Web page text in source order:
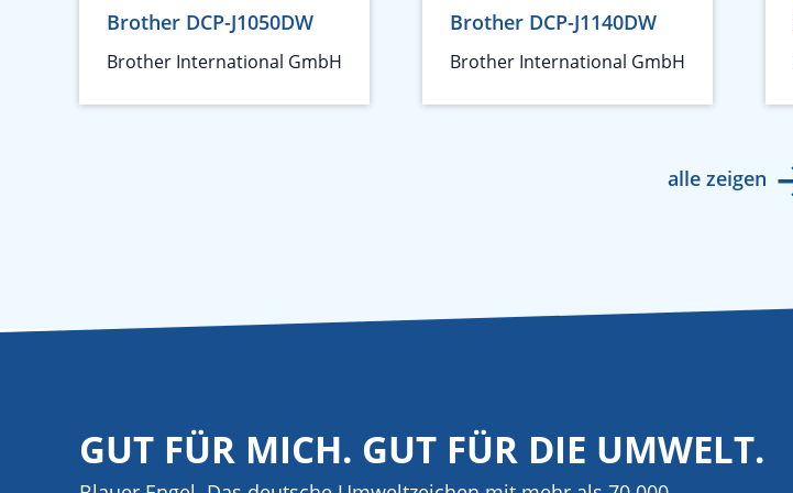
Brother DCP-J1050DW
Brother International GmbH
Brother DCP-J1140DW
Brother International GmbH
alle zeigen
GUT FÜR MICH. GUT FÜR DIE UMWELT.